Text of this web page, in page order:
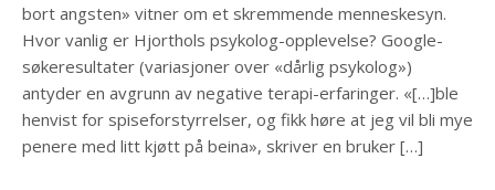
bort angsten» vitner om et skremmende menneskesyn.
Hvor vanlig er Hjorthols psykolog-opplevelse? Google-
søkeresultater (variasjoner over «dårlig psykolog»)
antyder en avgrunn av negative terapi-erfaringer. «[…]ble
henvist for spiseforstyrrelser, og fikk høre at jeg vil bli mye
penere med litt kjøtt på beina», skriver en bruker […]